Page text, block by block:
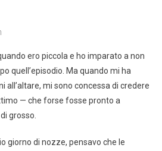
ero piccola e ho imparato a non
quell’episodio. Ma quando mi ha
all’altare, mi sono concessa di credere
— che forse fosse pronto a
grosso.
giorno di nozze, pensavo che le